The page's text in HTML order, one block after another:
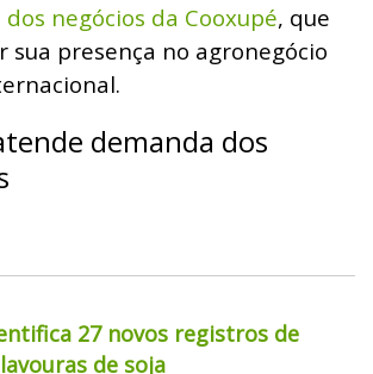
negócios da Cooxupé, que
sua presença no agronegócio
demanda dos
27 novos registros de
de soja